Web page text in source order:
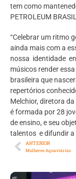
tem como
PETROLEUM
“Celebrar um ritmo
ainda mais com a
nossa identidade
músicos render
brasileira que
repertórios
Melchior, diretora
é formada por 28
de ensino, e seu
talentos e difundir a
ANTERIOR
Mulheres Aquaviárias